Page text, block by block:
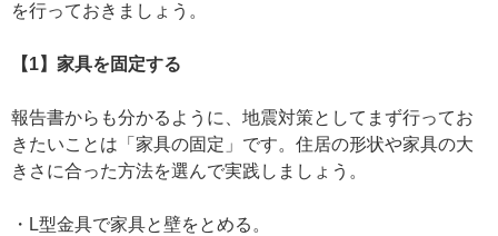
を行っておきましょう。
【1】家具を固定する
報告書からも分かるように、地震対策としてまず行ってお
きたいことは「家具の固定」です。住居の形状や家具の大
きさに合った方法を選んで実践しましょう。
・L型金具で家具と壁をとめる。